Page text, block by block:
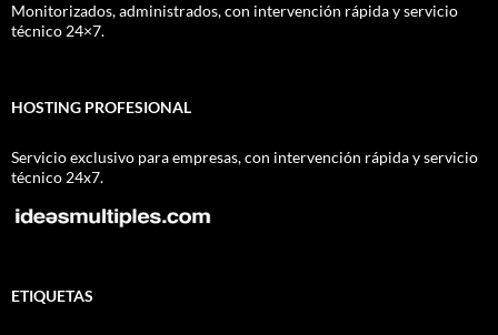
Monitorizados, administrados, con intervención rápida y servicio
técnico 24×7.
HOSTING PROFESIONAL
Servicio exclusivo para empresas, con intervención rápida y servicio
técnico 24x7.
ETIQUETAS